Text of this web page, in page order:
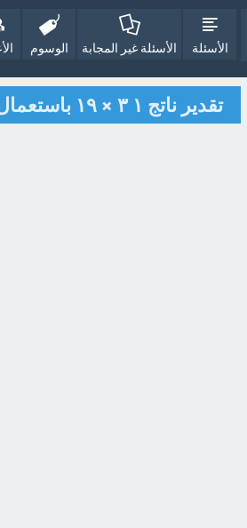
الأسئلة الأسئلة غير المجابة الوسوم
تقدير ناتج ١ ٣ × ١٩ باستعمال الأعداد المتناغمة هو